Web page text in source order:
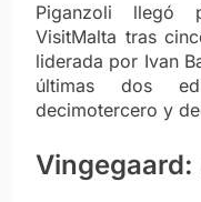
Piganzoli llegó
VisitMalta tras
liderada por Ivan
últimas dos
decimotercero y